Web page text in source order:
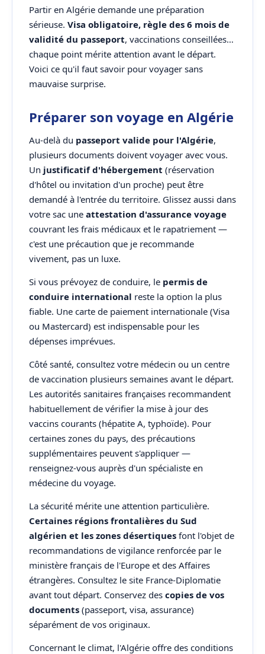
Partir en Algérie demande une préparation
sérieuse. Visa obligatoire, règle des 6 mois de
validité du passeport, vaccinations conseillées…
chaque point mérite attention avant le départ.
Voici ce qu'il faut savoir pour voyager sans
mauvaise surprise.
Préparer son voyage en Algérie
Au-delà du passeport valide pour l'Algérie,
plusieurs documents doivent voyager avec vous.
Un justificatif d'hébergement (réservation
d'hôtel ou invitation d'un proche) peut être
demandé à l'entrée du territoire. Glissez aussi dans
votre sac une attestation d'assurance voyage
couvrant les frais médicaux et le rapatriement —
c'est une précaution que je recommande
vivement, pas un luxe.
Si vous prévoyez de conduire, le permis de
conduire international reste la option la plus
fiable. Une carte de paiement internationale (Visa
ou Mastercard) est indispensable pour les
dépenses imprévues.
Côté santé, consultez votre médecin ou un centre
de vaccination plusieurs semaines avant le départ.
Les autorités sanitaires françaises recommandent
habituellement de vérifier la mise à jour des
vaccins courants (hépatite A, typhoïde). Pour
certaines zones du pays, des précautions
supplémentaires peuvent s'appliquer —
renseignez-vous auprès d'un spécialiste en
médecine du voyage.
La sécurité mérite une attention particulière.
Certaines régions frontalières du Sud
algérien et les zones désertiques font l'objet de
recommandations de vigilance renforcée par le
ministère français de l'Europe et des Affaires
étrangères. Consultez le site France-Diplomatie
avant tout départ. Conservez des copies de vos
documents (passeport, visa, assurance)
séparément de vos originaux.
Concernant le climat, l'Algérie offre des conditions